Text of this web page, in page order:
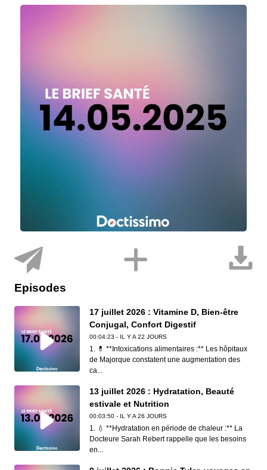
Episodes
17 juillet 2026 : Vitamine D, Bien-être
Conjugal, Confort Digestif
00:04:23 - IL Y A 22 JOURS
1. 💊 **Intoxications alimentaires :** Les hôpitaux
de Majorque constatent une augmentation des
ca...
13 juillet 2026 : Hydratation, Beauté
estivale et Nutrition
00:03:50 - IL Y A 26 JOURS
1. 💧 **Hydratation en période de chaleur :** La
Docteure Sarah Rebert rappelle que les besoins
en...